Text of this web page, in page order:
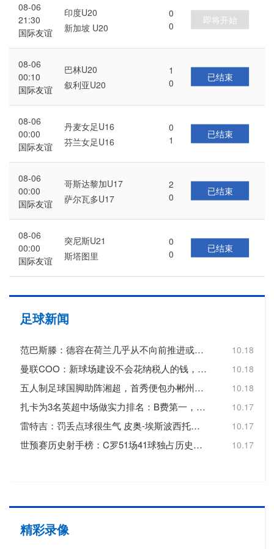
08-06
21:30
国际友谊
印度U20
0
0
新加坡 U20
即将开始
08-06
00:10
国际友谊
巴林U20
1
0
叙利亚U20
已结束
08-06
00:00
国际友谊
丹麦女足U16
0
1
芬兰女足U16
已结束
08-06
00:00
国际友谊
哥斯达黎加U17
2
0
萨尔瓦多U17
已结束
08-06
00:00
国际友谊
突尼斯U21
0
0
斯塔图里
已结束
足球新闻
范巴斯滕：德容在荷兰几乎从不向前推进或转移球，这令人失望 10.18
曼联COO：新球场建设不会花纳税人的钱，曼联自行承担20亿镑费用 10.18
五人制足球国脚助阵湘超，首秀便包办郴州队三个进球 10.18
扎卡为3名英超中场做实力排名：B费第一，维尔茨第二，帕尔默第三 10.17
雷特吉：罚丢点球很生气 皮奥-埃斯波西托踢得非常好 10.17
世预赛历史射手榜：C罗51场41球独占历史射手王，梅西72场36球第3 10.17
精彩录像